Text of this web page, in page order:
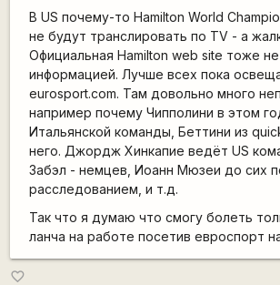
В US почему-то Hamilton World
не будут транслировать по TV - a
Официальная Hamilton web site тоже
информацией. Лучше всех пока
eurosport.com. Там довольно много
например почему Чипполини в этом
Итальянской команды, Беттини из
него. Джордж Хинкапие ведёт US
Забэл - немцев, Иоанн Мюзеи до сих
расследованием, и т.д.
Так что я думаю что смогу болеть
ланча на работе посетив евроспорт
favorite_border